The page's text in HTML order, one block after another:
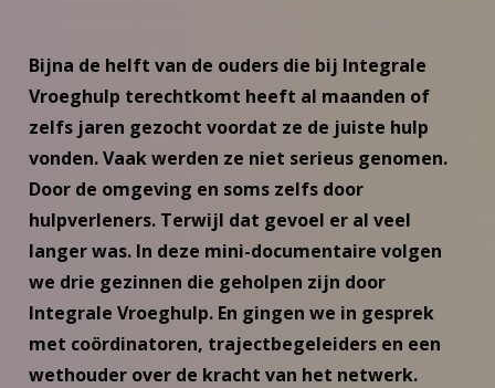
Bijna de helft van de ouders die bij Integrale
Vroeghulp terechtkomt heeft al maanden of
zelfs jaren gezocht voordat ze de juiste hulp
vonden. Vaak werden ze niet serieus genomen.
Door de omgeving en soms zelfs door
hulpverleners. Terwijl dat gevoel er al veel
langer was. In deze mini-documentaire volgen
we drie gezinnen die geholpen zijn door
Integrale Vroeghulp. En gingen we in gesprek
met coördinatoren, trajectbegeleiders en een
wethouder over de kracht van het netwerk.